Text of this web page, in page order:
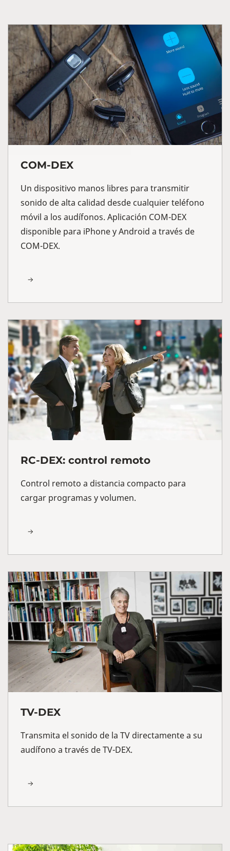
COM-DEX
Un dispositivo manos libres para transmitir
sonido de alta calidad desde cualquier teléfono
móvil a los audífonos. Aplicación COM-DEX
disponible para iPhone y Android a través de
COM-DEX.
RC-DEX: control remoto
Control remoto a distancia compacto para
cargar programas y volumen.
TV-DEX
Transmita el sonido de la TV directamente a su
audífono a través de TV-DEX.